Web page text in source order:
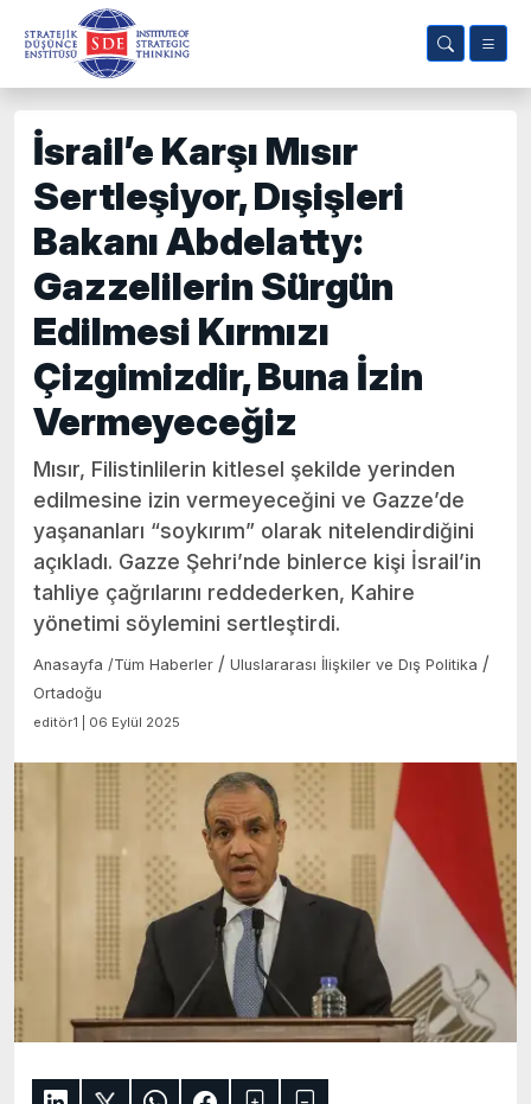
İsrail’e Karşı Mısır
Sertleşiyor, Dışişleri
Bakanı Abdelatty:
Gazzelilerin Sürgün
Edilmesi Kırmızı
Çizgimizdir, Buna İzin
Vermeyeceğiz
Mısır, Filistinlilerin kitlesel şekilde yerinden
edilmesine izin vermeyeceğini ve Gazze’de
yaşananları “soykırım” olarak nitelendirdiğini
açıkladı. Gazze Şehri’nde binlerce kişi İsrail’in
tahliye çağrılarını reddederken, Kahire
yönetimi söylemini sertleştirdi.
Anasayfa /Tüm Haberler / Uluslararası İlişkiler ve Dış Politika /
Ortadoğu
editör1 | 06 Eylül 2025